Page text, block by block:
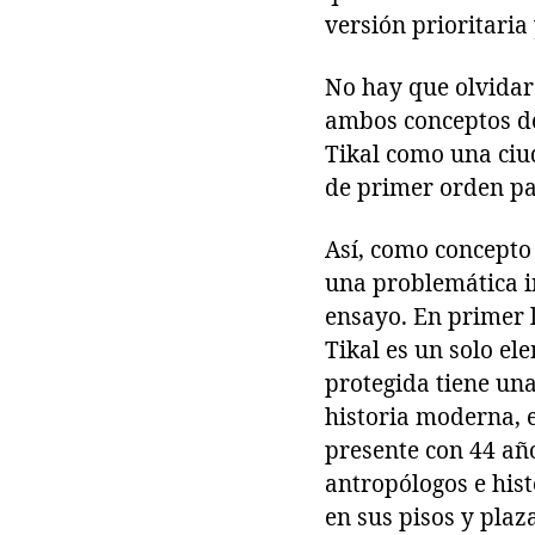
versión prioritaria
No hay que
ambos conceptos
Tikal como una
de primer orden
Así, como
una problemática
ensayo. En primer
Tikal es un solo
protegida tiene
historia moderna,
presente con 44
antropólogos e
en sus pisos y